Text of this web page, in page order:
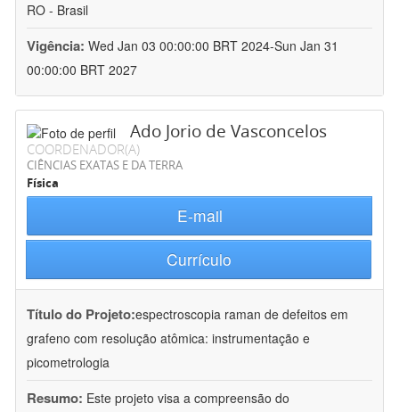
RO - Brasil
Vigência: Wed Jan 03 00:00:00 BRT 2024-Sun Jan 31
00:00:00 BRT 2027
Ado Jorio de Vasconcelos
COORDENADOR(A)
CIÊNCIAS EXATAS E DA TERRA
Física
E-mail
Currículo
Título do Projeto:espectroscopia raman de defeitos em
grafeno com resolução atômica: instrumentação e
picometrologia
Resumo: Este projeto visa a compreensão do